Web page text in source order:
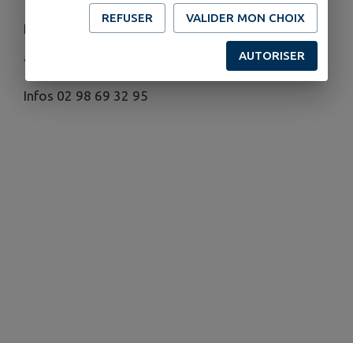
🎶CONCERTS🎶 20 h 00 - Mangrove (Néo soul) -
Les têtes Molles (Rock)
🍽 Restauration et buvette sur place🍹
Infos 02 98 69 32 95
REFUSER VALIDER MON CHOIX
AUTORISER